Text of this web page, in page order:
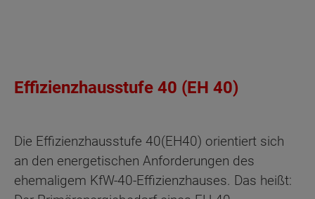
Effizienzhausstufe 40 (EH 40)
Die Effizienzhausstufe 40(EH40) orientiert sich
an den energetischen Anforderungen des
ehemaligem KfW-40-Effizienzhauses. Das heißt: